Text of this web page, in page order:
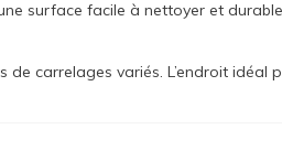
surface facile à nettoyer et
carrelages variés. L’endroit idéal